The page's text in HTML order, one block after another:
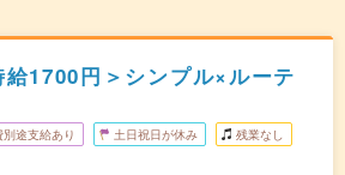
1700円＞シンプル×ルーテ
別途支給あり 土日祝日が休み 残業なし